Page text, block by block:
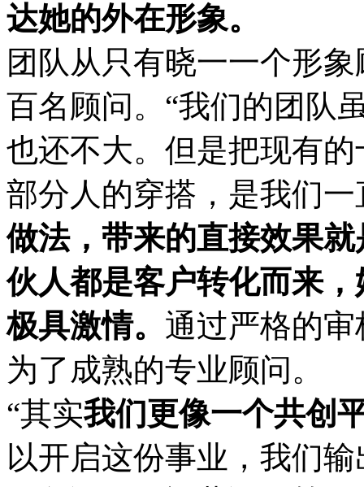
达她的外在形象。
团队从只有晓一一个形
百名顾问。“我们的团队
也还不大。但是把现有
部分人的穿搭，是我们
做法，带来的直接效果
伙人都是客户转化而来
极具激情。 通过严格的
为了成熟的专业顾问。
“其实我们更像一个共创
以开启这份事业，我们